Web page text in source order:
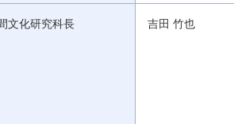
文化研究科長 吉田 竹也